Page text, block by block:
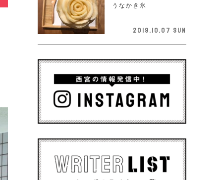
うなかき氷
2019.10.07 Sun